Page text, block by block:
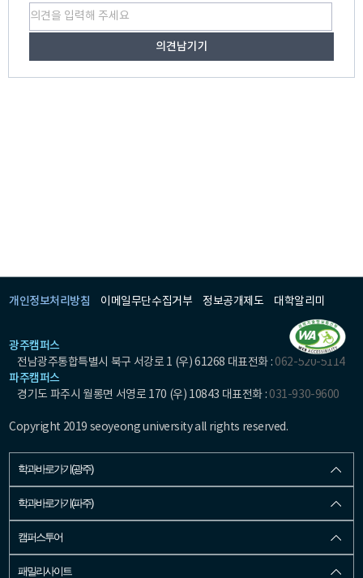
개인정보처리방침 이메일무단수집거부 정보공개제도 대학알리미
광주캠퍼스
전남광주통합특별시 북구 서강로 1 (우) 61268 대표전화 :062-520-5114
파주캠퍼스
경기도 파주시 월롱면 서영로 170 (우) 10843 대표전화 :031-930-9600
Copyright 2019 seoyeong university all rights reserved.
학과바로가기(광주)
학과바로가기(파주)
캠퍼스투어
패밀리사이트